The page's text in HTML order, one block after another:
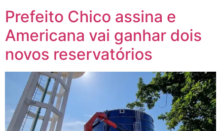
Prefeito Chico assina e
Americana vai ganhar dois
novos reservatórios